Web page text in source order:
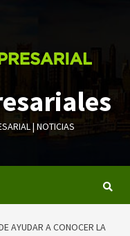
| NOTICIAS
AYUDAR A CONOCER LA